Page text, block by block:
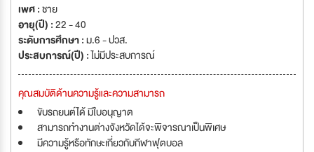
เพศ :ชาย
อายุ(ปี) :22 - 40
ระดับการศึกษา :ม.6 - ปวส.
ประสบการณ์(ปี) :ไม่มีประสบการณ์
คุณสมบัติด้านความรู้และความสามารถ
ขับรถยนต์ได้ มีใบอนุญาต
สามารถทำงานต่างจังหวัดได้จะพิจารณาเป็นพิเศษ
มีความรู้หรือทักษะเกี่ยวกับกีฬาฟุตบอล